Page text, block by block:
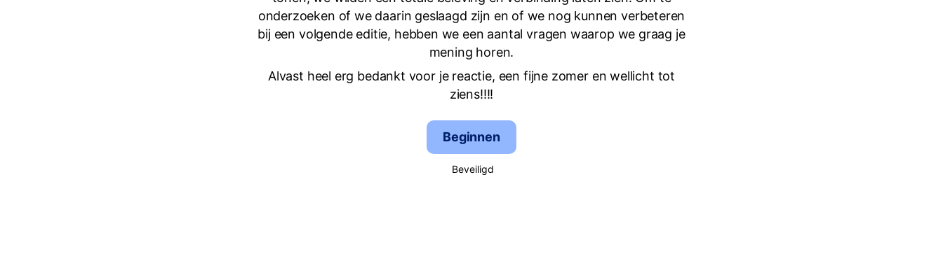
onderzoeken of we daarin geslaagd zijn en of we nog kunnen verbeteren
bij een volgende editie, hebben we een aantal vragen waarop we graag je
mening horen.
Alvast heel erg bedankt voor je reactie, een fijne zomer en wellicht tot
ziens!!!!
Beginnen
Beveiligd